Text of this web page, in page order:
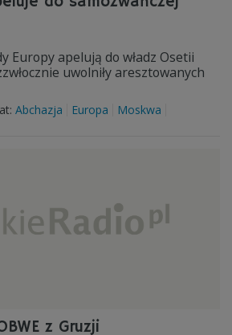
Europy apelują do władz Osetii
uwolniły aresztowanych
Abchazja Europa
Moskwa
z Gruzji